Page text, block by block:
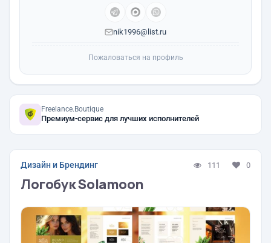
nik1996@list.ru
Пожаловаться на профиль
Freelance.Boutique
Премиум-сервис для лучших исполнителей
Дизайн и Брендинг 111 0
Логобук Solamoon